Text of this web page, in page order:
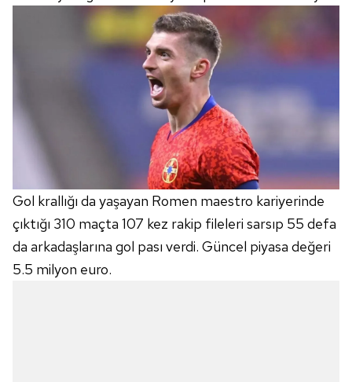
Gol krallığı da yaşayan Romen maestro kariyerinde
çıktığı 310 maçta 107 kez rakip fileleri sarsıp 55 defa
da arkadaşlarına gol pası verdi. Güncel piyasa değeri
5.5 milyon euro.